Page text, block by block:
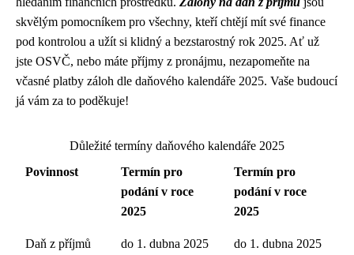
skvělým pomocníkem pro všechny, kteří chtějí mít své finance
pod kontrolou a užít si klidný a bezstarostný rok 2025. Ať už
jste OSVČ, nebo máte příjmy z pronájmu, nezapomeňte na
včasné platby záloh dle daňového kalendáře 2025. Vaše budoucí
já vám za to poděkuje!
Důležité termíny daňového kalendáře 2025
Povinnost
Termín pro
podání v roce
2025
Termín pro
podání v roce
2025
Daň z příjmů
do 1. dubna 2025 do 1. dubna 2025